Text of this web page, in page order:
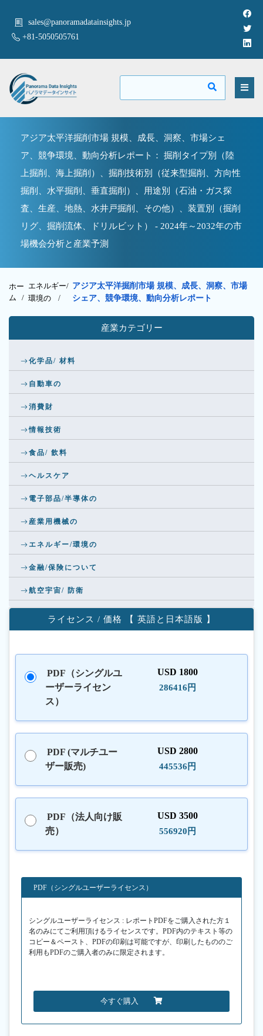
sales@panoramadatainsights.jp
+81-5050505761
アジア太平洋掘削市場 規模、成長、洞察、市場シェ
ア、競争環境、動向分析レポート： 掘削タイプ別（陸
上掘削、海上掘削）、掘削技術別（従来型掘削、方向性
掘削、水平掘削、垂直掘削）、用途別（石油・ガス探
査、生産、地熱、水井戸掘削、その他）、装置別（掘削
リグ、掘削流体、ドリルビット） - 2024年～2032年の市
場機会分析と産業予測
ホー
ム /
エネルギー/
環境の /
アジア太平洋掘削市場 規模、成長、洞察、市場
シェア、競争環境、動向分析レポート
産業カテゴリー
化学品/ 材料
自動車の
消費財
情報技術
食品/ 飲料
ヘルスケア
電子部品/半導体の
産業用機械の
エネルギー/環境の
金融/保険について
航空宇宙/ 防衛
ライセンス / 価格 【 英語と日本語版 】
PDF（シングルユ
ーザーライセン
ス）
USD 1800
286416円
PDF (マルチユー
ザー販売)
USD 2800
445536円
PDF（法人向け販
売）
USD 3500
556920円
PDF（シングルユーザーライセンス）
シングルユーザーライセンス : レポートPDFをご購入された方１
名のみにてご利用頂けるライセンスです。PDF内のテキスト等の
コピー＆ペースト、PDFの印刷は可能ですが、印刷したもののご
利用もPDFのご購入者のみに限定されます。
今すぐ購入